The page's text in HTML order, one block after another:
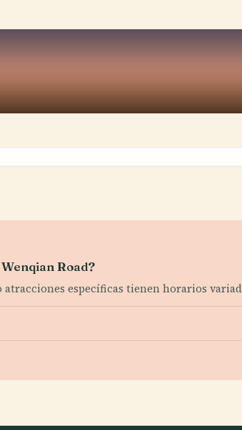
Road?
atracciones específicas tienen horarios